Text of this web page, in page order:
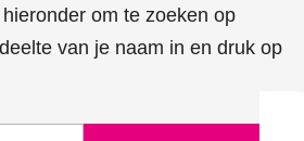
om te zoeken op
van je naam in en druk op